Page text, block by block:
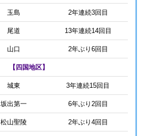
玉島 2年連続3回目
尾道 13年連続14回目
山口 2年ぶり6回目
【四国地区】
城東 3年連続15回目
坂出第一 6年ぶり2回目
松山聖陵 2年ぶり4回目